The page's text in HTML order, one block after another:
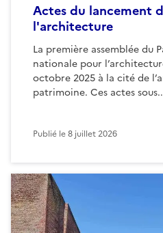
Actes du lancement
l'architecture
La première assemblée du
nationale pour
octobre 2025 à la cité de
patrimoine. Ces actes
Publié le8 juillet 2026